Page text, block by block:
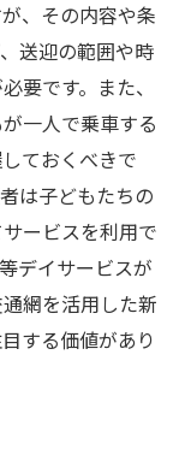
、その内容や条
送迎の範囲や時
要です。また、
一人で乗車する
ておくべきで
は子どもたちの
ービスを利用で
デイサービスが
網を活用した新
する価値があり